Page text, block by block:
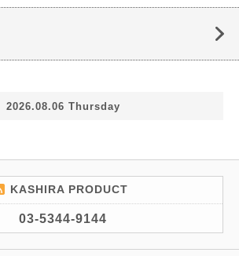
2026.08.06 Thursday
KASHIRA PRODUCT
03-5344-9144